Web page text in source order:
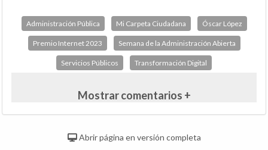
Administración Pública Mi Carpeta Ciudadana Óscar López
Premio Internet 2023 Semana de la Administración Abierta
Servicios Públicos Transformación Digital
Mostrar comentarios +
Abrir página en versión completa